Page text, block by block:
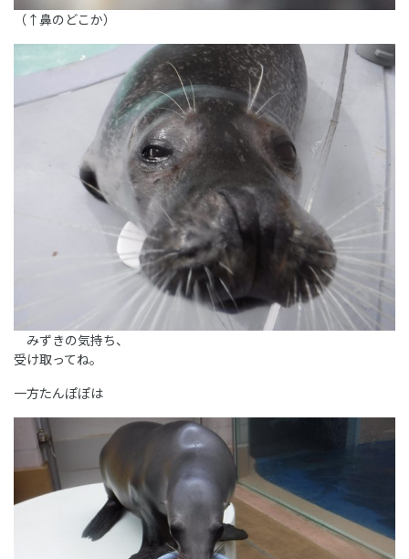
（↑鼻のどこか）
みずきの気持ち、
受け取ってね。
一方たんぽぽは